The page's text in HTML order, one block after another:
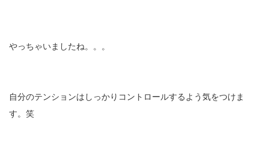
やっちゃいましたね。。。
自分のテンションはしっかりコントロールするよう気をつけま
す。笑